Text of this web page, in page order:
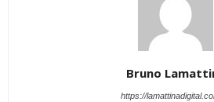
Bruno
https://